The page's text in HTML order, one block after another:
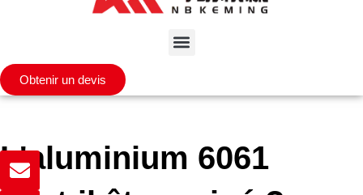
Obtenir un devis
L'aluminium 6061